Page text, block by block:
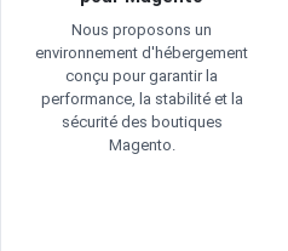
Nous proposons un
environnement d'hébergement
conçu pour garantir la
performance, la stabilité et la
sécurité des boutiques
Magento.